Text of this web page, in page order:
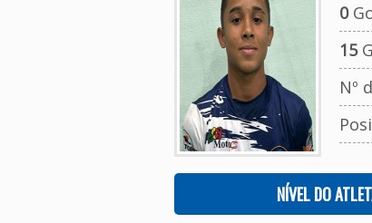
0
15
Nº
NÍVEL DO